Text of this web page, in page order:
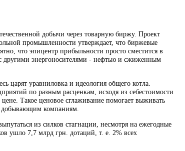
добычи через товарную биржу. Проект
промышленности утверждает, что биржевые
что эпицентр прибыльности просто сместится в
другими энергоносителями - нефтью и сжиженным
царят уравниловка и идеология общего котла.
по разным расценкам, исходя из себестоимости
Такое ценовое сглаживание помогает выживать
добывающим компаниям.
из силков стагнации, несмотря на ежегодные
ушло 7,7 млрд грн. дотаций, т. е. 2% всех